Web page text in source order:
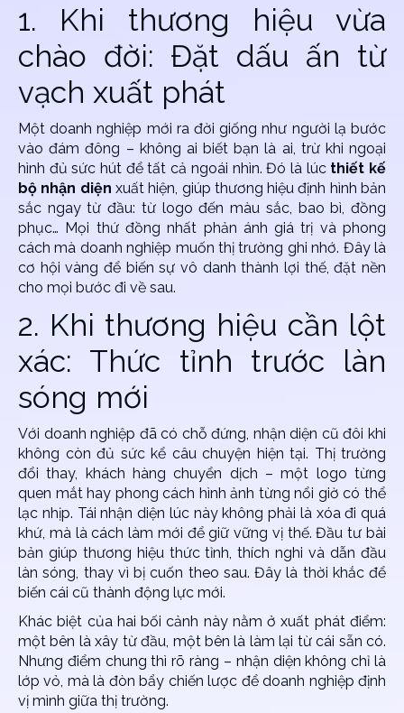
1. Khi thương hiệu vừa
chào đời: Đặt dấu ấn từ
vạch xuất phát
Một doanh nghiệp mới ra đời giống như người lạ bước
vào đám đông – không ai biết bạn là ai, trừ khi ngoại
hình đủ sức hút để tất cả ngoái nhìn. Đó là lúcthiết kế
bộ nhận diện xuất hiện, giúp thương hiệu định hình bản
sắc ngay từ đầu: từ logo đến màu sắc, bao bì, đồng
phục… Mọi thứ đồng nhất phản ánh giá trị và phong
cách mà doanh nghiệp muốn thị trường ghi nhớ. Đây là
cơ hội vàng để biến sự vô danh thành lợi thế, đặt nền
cho mọi bước đi về sau.
2. Khi thương hiệu cần lột
xác: Thức tỉnh trước làn
sóng mới
Với doanh nghiệp đã có chỗ đứng, nhận diện cũ đôi khi
không còn đủ sức kể câu chuyện hiện tại. Thị trường
đổi thay, khách hàng chuyển dịch – một logo từng
quen mắt hay phong cách hình ảnh từng nổi giờ có thể
lạc nhịp. Tái nhận diện lúc này không phải là xóa đi quá
khứ, mà là cách làm mới để giữ vững vị thế. Đầu tư bài
bản giúp thương hiệu thức tỉnh, thích nghi và dẫn đầu
làn sóng, thay vì bị cuốn theo sau. Đây là thời khắc để
biến cái cũ thành động lực mới.
Khác biệt của hai bối cảnh này nằm ở xuất phát điểm:
một bên là xây từ đầu, một bên là làm lại từ cái sẵn có.
Nhưng điểm chung thì rõ ràng – nhận diện không chỉ là
lớp vỏ, mà là đòn bẩy chiến lược để doanh nghiệp định
vị mình giữa thị trường.